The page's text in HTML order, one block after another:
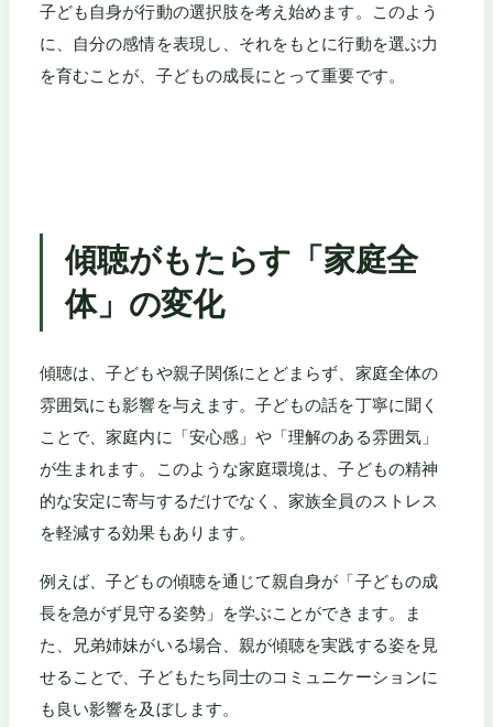
子ども自身が行動の選択肢を考え始めます。このよう
に、自分の感情を表現し、それをもとに行動を選ぶ力
を育むことが、子どもの成長にとって重要です。
傾聴がもたらす「家庭全
体」の変化
傾聴は、子どもや親子関係にとどまらず、家庭全体の
雰囲気にも影響を与えます。子どもの話を丁寧に聞く
ことで、家庭内に「安心感」や「理解のある雰囲気」
が生まれます。このような家庭環境は、子どもの精神
的な安定に寄与するだけでなく、家族全員のストレス
を軽減する効果もあります。
例えば、子どもの傾聴を通じて親自身が「子どもの成
長を急がず見守る姿勢」を学ぶことができます。ま
た、兄弟姉妹がいる場合、親が傾聴を実践する姿を見
せることで、子どもたち同士のコミュニケーションに
も良い影響を及ぼします。